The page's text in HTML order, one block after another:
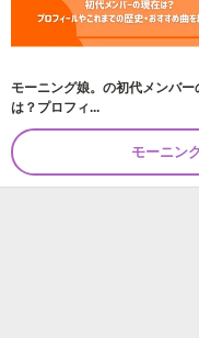
モーニング娘。の初代メンバー
は？プロフィ...
モーニン